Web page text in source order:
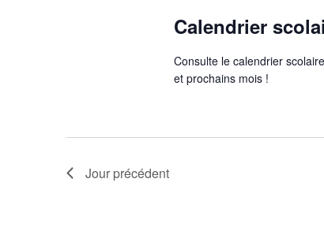
Évènements
Calendrier
Consulte le calendrier
et prochains mois !
Jour précédent